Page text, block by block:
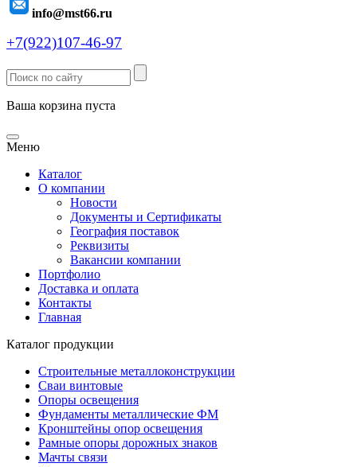
info@mst66.ru
+7(922)107-46-97
Ваша корзина пуста
Меню
Каталог
О компании
Новости
Документы и Сертификаты
География поставок
Реквизиты
Вакансии компании
Портфолио
Доставка и оплата
Контакты
Главная
Каталог продукции
Строительные металлоконструкции
Сваи винтовые
Опоры освещения
Фундаменты металлические ФМ
Кронштейны опор освещения
Рамные опоры дорожных знаков
Мачты связи